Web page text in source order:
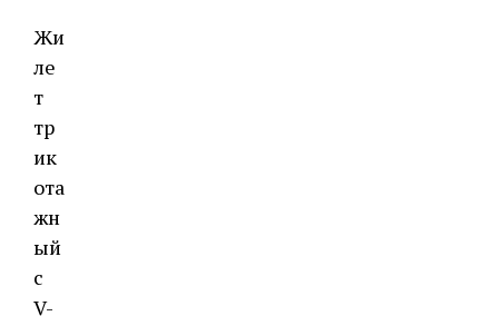
Жи
ле
т
тр
ик
ота
жн
ый
с
V-